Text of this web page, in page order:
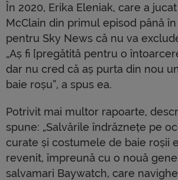
În 2020, Erika Eleniak, care a
McClain din primul episod până
pentru Sky News că nu va
„Aș fi [pregătită pentru o
dar nu cred că aș purta din nou
baie roșu”, a spus ea.
Potrivit mai multor rapoarte,
spune: „Salvările îndrăznețe pe
curate și costumele de baie roșii
revenit, împreună cu o nouă
salvamari Baywatch, care